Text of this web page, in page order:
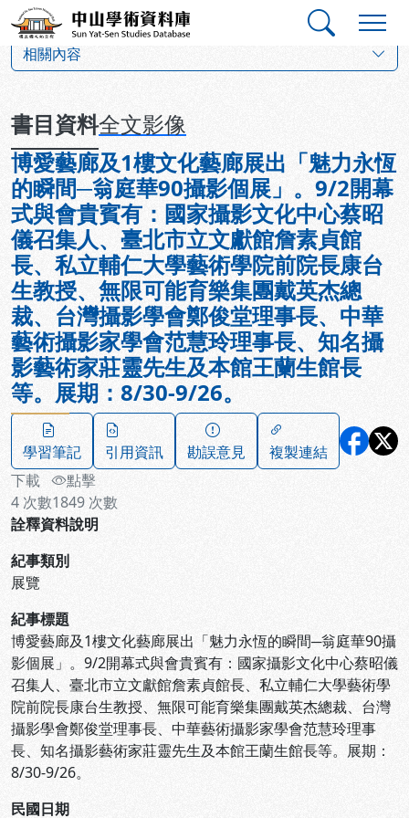
跳到主要內容
中山學術資料庫
相關內容
書目資料全文影像
博愛藝廊及1樓文化藝廊展出「魅力永恆
的瞬間─翁庭華90攝影個展」。9/2開幕
式與會貴賓有：國家攝影文化中心蔡昭
儀召集人、臺北市立文獻館詹素貞館
長、私立輔仁大學藝術學院前院長康台
生教授、無限可能育樂集團戴英杰總
裁、台灣攝影學會鄭俊堂理事長、中華
藝術攝影家學會范慧玲理事長、知名攝
影藝術家莊靈先生及本館王蘭生館長
等。展期：8/30-9/26。
學習筆記 引用資訊 勘誤意見
複製連結
下載
4 次數
點擊
1849 次數
詮釋資料說明
紀事類別
展覽
紀事標題
博愛藝廊及1樓文化藝廊展出「魅力永恆的瞬間─翁庭華90攝
影個展」。9/2開幕式與會貴賓有：國家攝影文化中心蔡昭儀
召集人、臺北市立文獻館詹素貞館長、私立輔仁大學藝術學
院前院長康台生教授、無限可能育樂集團戴英杰總裁、台灣
攝影學會鄭俊堂理事長、中華藝術攝影家學會范慧玲理事
長、知名攝影藝術家莊靈先生及本館王蘭生館長等。展期：
8/30-9/26。
民國日期